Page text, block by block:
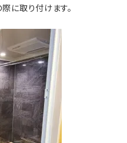
に取り付けます。